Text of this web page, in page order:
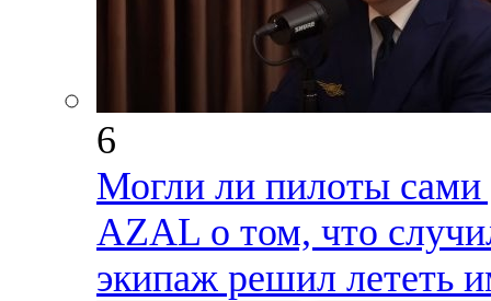
6
Могли ли пилоты сами
AZAL о том, что
экипаж решил лететь